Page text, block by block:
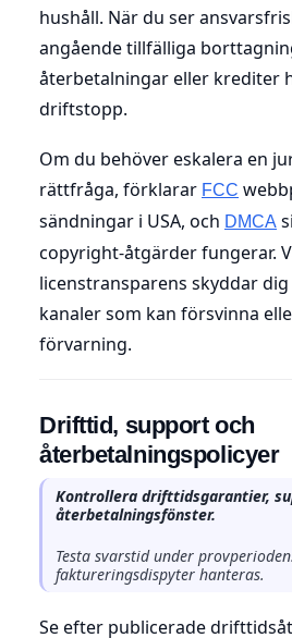
hushåll. När du ser
angående tillfälliga
återbetalningar eller krediter
driftstopp.
Om du behöver eskalera en
rättfråga, förklarar FCC
sändningar i USA, och DMCA
copyright-åtgärder fungerar.
licenstransparens skyddar
kanaler som kan försvinna
förvarning.
Drifttid, support och
återbetalningspolicyer
Kontrollera drifttidsgarantier,
återbetalningsfönster.
Testa svarstid under
faktureringsdispyter hanteras.
Se efter publicerade